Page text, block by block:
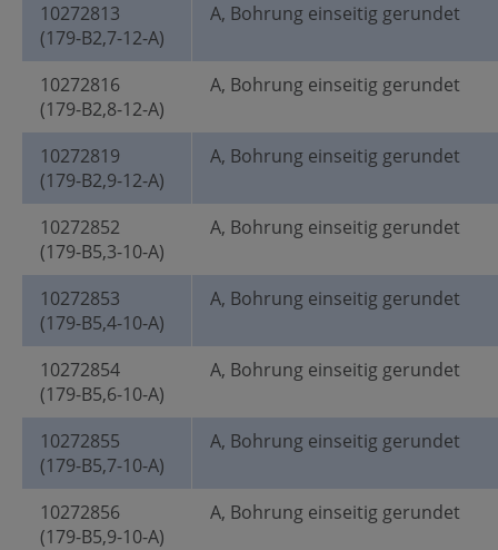
10272813
(179-B2,7-12-A)
A, Bohrung einseitig gerundet
10272816
(179-B2,8-12-A)
A, Bohrung einseitig gerundet
10272819
(179-B2,9-12-A)
A, Bohrung einseitig gerundet
10272852
(179-B5,3-10-A)
A, Bohrung einseitig gerundet
10272853
(179-B5,4-10-A)
A, Bohrung einseitig gerundet
10272854
(179-B5,6-10-A)
A, Bohrung einseitig gerundet
10272855
(179-B5,7-10-A)
A, Bohrung einseitig gerundet
10272856
(179-B5,9-10-A)
A, Bohrung einseitig gerundet